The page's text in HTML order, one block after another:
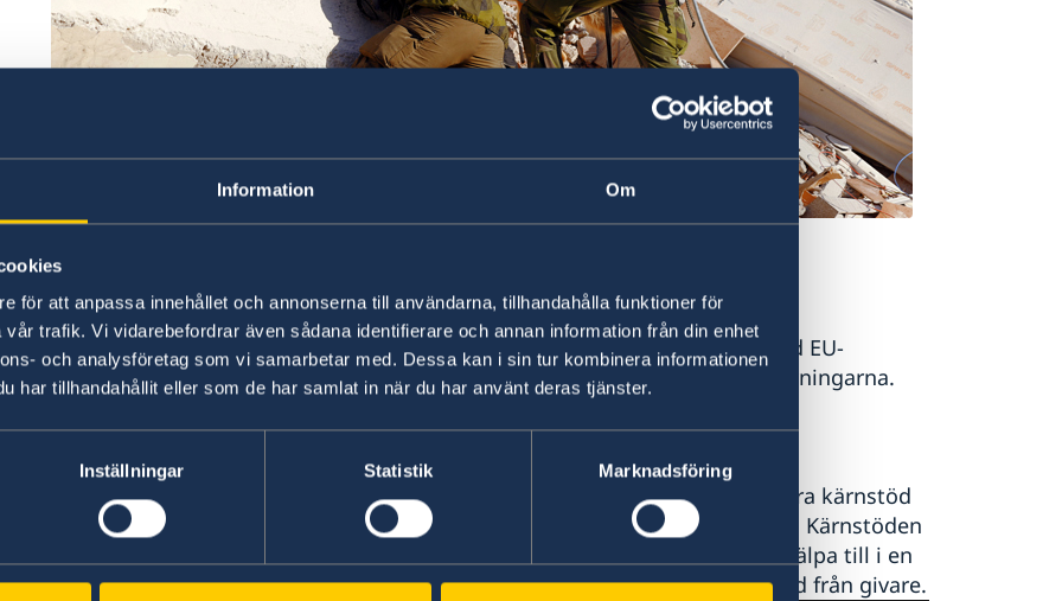
Information Om
för att anpassa innehållet och annonserna till användarna, tillhandahålla funktioner för
trafik. Vi vidarebefordrar även sådana identifierare och annan information från din enhet
och analysföretag som vi samarbetar med. Dessa kan i sin tur kombinera informationen
har tillhandahållit eller som de har samlat in när du har använt deras tjänster.
Inställningar Statistik Marknadsföring
Photo credit: Försvarsmakten/Swedish Armed Forces
Läs mer här om
Som EU-ordförande har Sverige även tagit initiativ till att tillsammans med EU-
kommissionen anordna en givarkonferens för de som drabbats av jordbävningarna.
Givarkonferensen ska hållas i Bryssel i mars och planeras med de turkiska
myndigheterna.
Sverige är också en av världens största humanitära givare. Sverige ger stora kärnstöd
till både FN och Internationella Rödakors- och rödahalvmånefederationen. Kärnstöden
är avgörande för att de humanitära organisationerna snabbt ska kunna hjälpa till i en
akut kris, utan att invänta behovsbedömningar, nödappeller och extra stöd från givare.